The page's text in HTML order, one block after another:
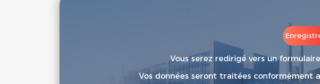
Vous serez redirigé vers un
Vos données seront traitées conformément